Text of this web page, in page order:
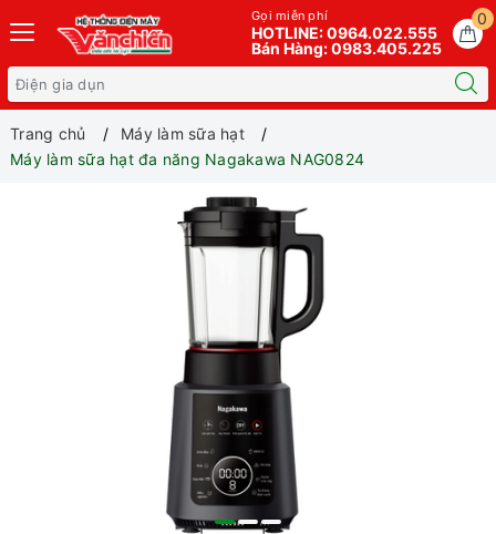
0
Gọi miễn phí
HOTLINE: 0964.022.555
Bán Hàng: 0983.405.225
Trang chủ
Máy làm sữa hạt
Máy làm sữa hạt đa năng Nagakawa NAG0824